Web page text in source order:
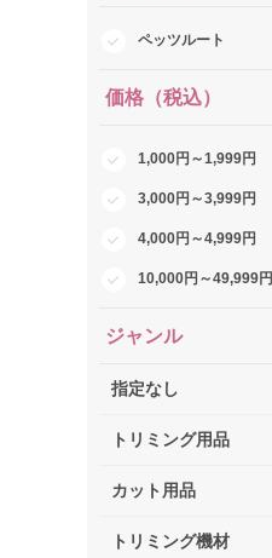
ペッツルート
価格（税込）
1,000円～1,999円
3,000円～3,999円
4,000円～4,999円
10,000円～49,999円
ジャンル
指定なし
トリミング用品
カット用品
トリミング機材